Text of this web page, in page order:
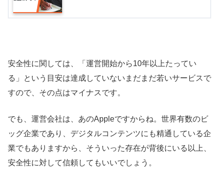
安全性に関しては、「運営開始から10年以上たってい
る」という目安は達成していないまだまだ若いサービスで
すので、その点はマイナスです。
でも、運営会社は、あのAppleですからね。世界有数のビ
ッグ企業であり、デジタルコンテンツにも精通している企
業でもありますから、そういった存在が背後にいる以上、
安全性に対して信頼してもいいでしょう。